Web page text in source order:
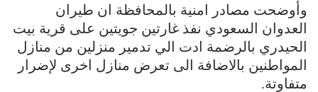
وأوضحت مصادر امنية بالمحافظة ان طيران
العدوان السعودي نفذ غارتين جويتين على قرية بيت
الحيدري بالرضمة ادت الي تدمير منزلين من منازل
المواطنين بالاضافة الى تعرض منازل اخرى لإضرار
متفاوتة.